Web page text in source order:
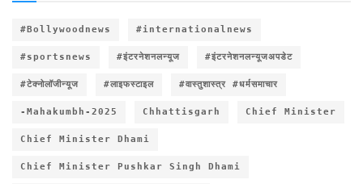
#Bollywoodnews #internationalnews
#sportsnews #इंटरनेशनलन्यूज #इंटरनेशनलन्यूजअपडेट
#टेक्नोलॉजीन्यूज #लाइफस्टाइल #वास्तुशास्त्र #धर्मसमाचार
-Mahakumbh-2025 Chhattisgarh Chief Minister
Chief Minister Dhami
Chief Minister Pushkar Singh Dhami